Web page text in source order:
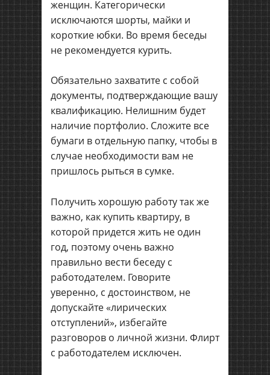
женщин. Категорически
исключаются шорты, майки и
короткие юбки. Во время беседы
не рекомендуется курить.
Обязательно захватите с собой
документы, подтверждающие вашу
квалификацию. Нелишним будет
наличие портфолио. Сложите все
бумаги в отдельную папку, чтобы в
случае необходимости вам не
пришлось рыться в сумке.
Получить хорошую работу так же
важно, как купить квартиру, в
которой придется жить не один
год, поэтому очень важно
правильно вести беседу с
работодателем. Говорите
уверенно, с достоинством, не
допускайте «лирических
отступлений», избегайте
разговоров о личной жизни. Флирт
с работодателем исключен.